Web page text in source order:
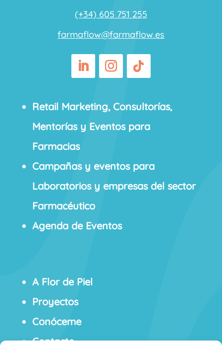
(+34) 605 751 255
farmaflow@farmaflow.es
Retail Marketing, Consultorías,
Mentorías y Eventos para
Farmacias
Campañas y eventos para
Laboratorios y empresas del sector
Farmacéutico
Agenda de Eventos
A Flor de Piel
Proyectos
Conóceme
Contacto